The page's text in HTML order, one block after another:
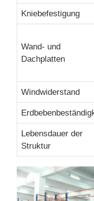
Stahlbaustoff
Stahlkonstruktions-
Stahlkonstruktion
Baubaustruktur Bau
Pulverbeschichtete
Kniebefestigung
Wand- und
Dachplatten
Windwiderstand
Lebensdauer der
Struktur